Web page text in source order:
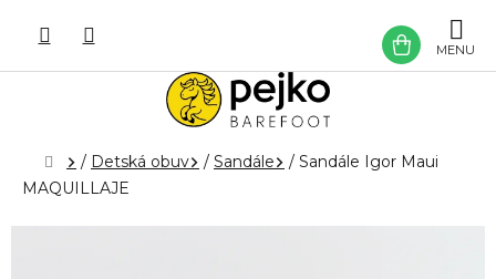
obsah
Domov
/ Detská obuv / Sandále / Sandále Igor Maui
MAQUILLAJE